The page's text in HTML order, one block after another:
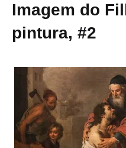
Imagem do
pintura, #2